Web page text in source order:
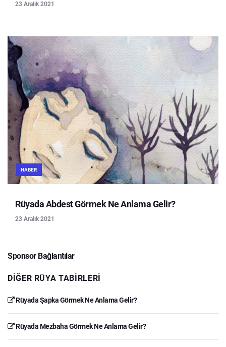
23 Aralık 2021
HABER
Rüyada Abdest Görmek Ne Anlama Gelir?
23 Aralık 2021
Sponsor Bağlantılar
DIĞER RÜYA TABIRLERI
Rüyada Şapka Görmek Ne Anlama Gelir?
Rüyada Mezbaha Görmek Ne Anlama Gelir?